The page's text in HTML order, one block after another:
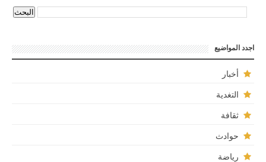
اجدد المواضيع
أخبار
التغدية
ثقافة
حوادث
رياضة